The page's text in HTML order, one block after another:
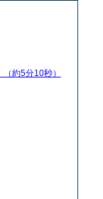
（約5分10秒）